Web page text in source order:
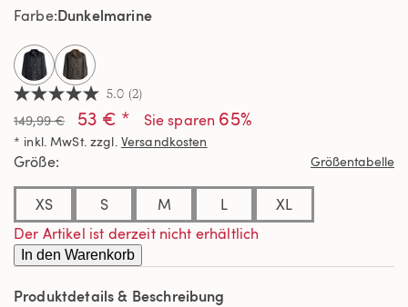
5.0
von
5
Sternen,
Durchschnittswert
Bewertung.
Read
2
Reviews.
Link
auf
Seite.
5.0 (2)
149,99 € 53 € * Sie sparen 65%
* inkl. MwSt. zzgl. Versandkosten
Farbe Dunkelmarine
selected
Größe Größentabelle
XS S M L
XL
Der Artikel ist derzeit nicht erhältlich
In den Warenkorb
Produktdetails & Beschreibung